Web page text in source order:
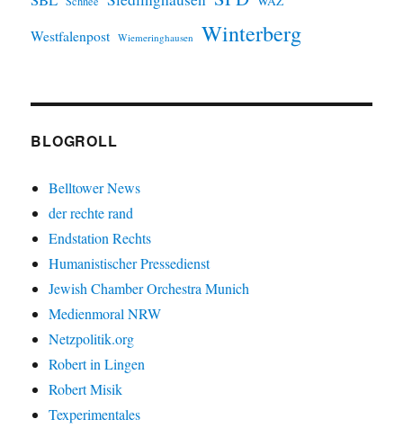
Westfalenpost Wiemeringhausen Winterberg
BLOGROLL
Belltower News
der rechte rand
Endstation Rechts
Humanistischer Pressedienst
Jewish Chamber Orchestra Munich
Medienmoral NRW
Netzpolitik.org
Robert in Lingen
Robert Misik
Texperimentales